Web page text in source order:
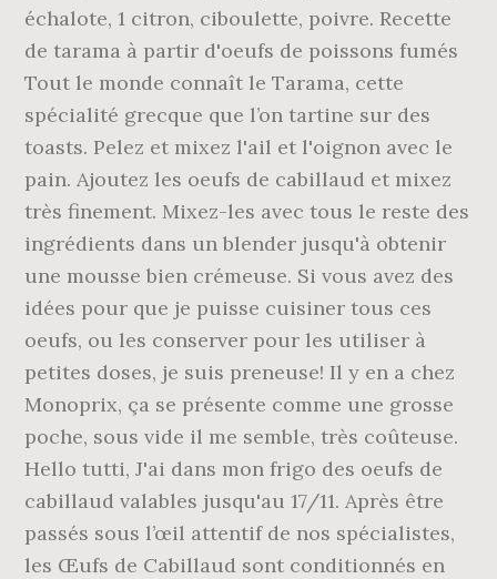
échalote, 1 citron, ciboulette, poivre. Recette
de tarama à partir d'oeufs de poissons fumés
Tout le monde connaît le Tarama, cette
spécialité grecque que l’on tartine sur des
toasts. Pelez et mixez l'ail et l'oignon avec le
pain. Ajoutez les oeufs de cabillaud et mixez
très finement. Mixez-les avec tous le reste des
ingrédients dans un blender jusqu'à obtenir
une mousse bien crémeuse. Si vous avez des
idées pour que je puisse cuisiner tous ces
oeufs, ou les conserver pour les utiliser à
petites doses, je suis preneuse! Il y en a chez
Monoprix, ça se présente comme une grosse
poche, sous vide il me semble, très coûteuse.
Hello tutti, J'ai dans mon frigo des oeufs de
cabillaud valables jusqu'au 17/11. Après être
passés sous l’œil attentif de nos spécialistes,
les Œufs de Cabillaud sont conditionnés en